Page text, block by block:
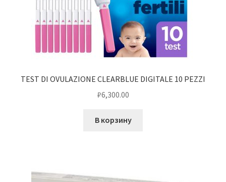
TEST DI OVULAZIONE CLEARBLUE DIGITALE 10 PEZZI
₽6,300.00
В корзину